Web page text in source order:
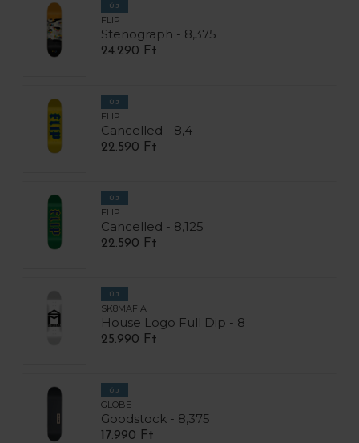
ÚJ
FLIP
Stenograph - 8,375
24.290 Ft
ÚJ
FLIP
Cancelled - 8,4
22.590 Ft
ÚJ
FLIP
Cancelled - 8,125
22.590 Ft
ÚJ
SK8MAFIA
House Logo Full Dip - 8
25.990 Ft
ÚJ
GLOBE
Goodstock - 8,375
17.990 Ft